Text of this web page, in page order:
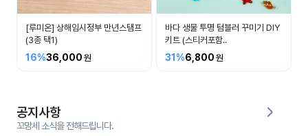
우리
들의
이야
후기
게시
[루미온] 상해임시정부 만년스탬프
(3종 택1)
16%36,000
바다 생물 투명 텀블러 꾸미기 DIY
키트 (스티커포함..
31%6,800
공지사항
꼬망세 소식을 전해드립니다.